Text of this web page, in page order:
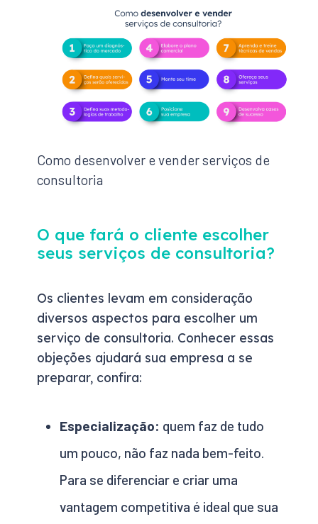
Como desenvolver e vender serviços de
consultoria
O que fará o cliente escolher
seus serviços de consultoria?
Os clientes levam em consideração
diversos aspectos para escolher um
serviço de consultoria. Conhecer essas
objeções ajudará sua empresa a se
preparar, confira:
Especialização: quem faz de tudo
um pouco, não faz nada bem-feito.
Para se diferenciar e criar uma
vantagem competitiva é ideal que sua